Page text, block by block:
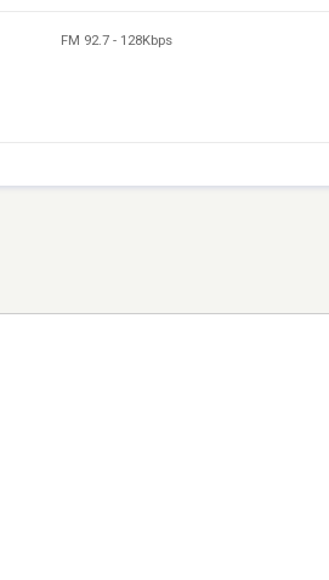
FM 92.7 - 128Kbps